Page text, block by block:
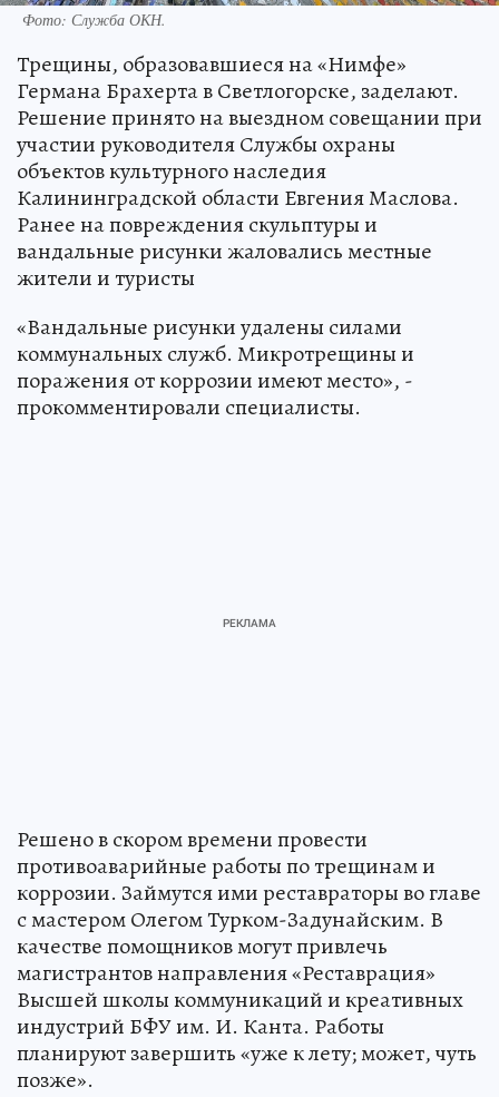
Фото: Служба ОКН.
Трещины, образовавшиеся на «Нимфе»
Германа Брахерта в Светлогорске, заделают.
Решение принято на выездном совещании при
участии руководителя Службы охраны
объектов культурного наследия
Калининградской области Евгения Маслова.
Ранее на повреждения скульптуры и
вандальные рисунки жаловались местные
жители и туристы
«Вандальные рисунки удалены силами
коммунальных служб. Микротрещины и
поражения от коррозии имеют место», -
прокомментировали специалисты.
Решено в скором времени провести
противоаварийные работы по трещинам и
коррозии. Займутся ими реставраторы во главе
с мастером Олегом Турком-Задунайским. В
качестве помощников могут привлечь
магистрантов направления «Реставрация»
Высшей школы коммуникаций и креативных
индустрий БФУ им. И. Канта. Работы
планируют завершить «уже к лету; может, чуть
позже».